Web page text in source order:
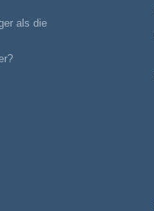
als die